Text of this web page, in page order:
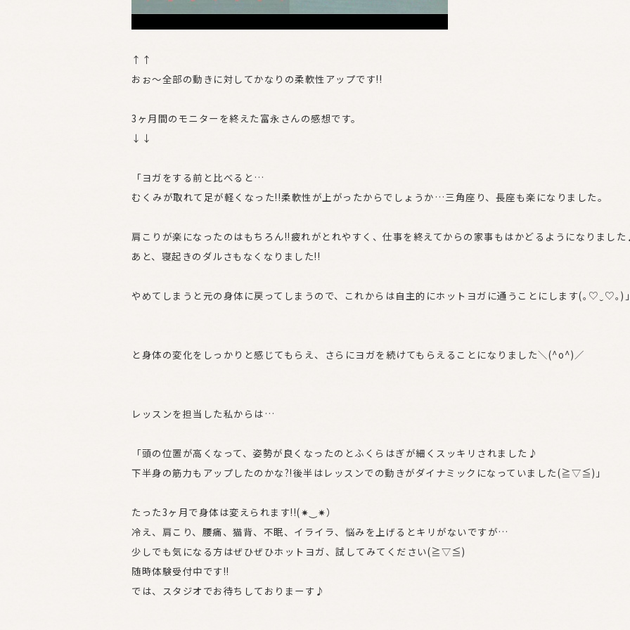
↑↑
おぉ〜全部の動きに対してかなりの柔軟性アップです!!
3ヶ月間のモニターを終えた富永さんの感想です。
↓↓
「ヨガをする前と比べると…
むくみが取れて足が軽くなった!!柔軟性が上がったからでしょうか…三角座り、長座も楽になりました。
肩こりが楽になったのはもちろん!!疲れがとれやすく、仕事を終えてからの家事もはかどるようになりまし
あと、寝起きのダルさもなくなりました!!
やめてしまうと元の身体に戻ってしまうので、これからは自主的にホットヨガに通うことにします(｡♡‿♡｡)
と身体の変化をしっかりと感じてもらえ、さらにヨガを続けてもらえることになりました＼(^o^)／
レッスンを担当した私からは…
「頭の位置が高くなって、姿勢が良くなったのとふくらはぎが細くスッキリされました♪
下半身の筋力もアップしたのかな?!後半はレッスンでの動きがダイナミックになっていました(≧▽≦)」
たった3ヶ月で身体は変えられます!!(✷‿✷）
冷え、肩こり、腰痛、猫背、不眠、イライラ、悩みを上げるとキリがないですが…
少しでも気になる方はぜひぜひホットヨガ、試してみてください(≧▽≦)
随時体験受付中です!!
では、スタジオでお待ちしておりまーす♪